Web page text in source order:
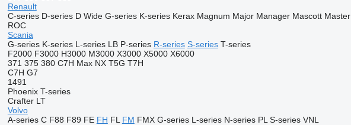
Renault
C-series D-series D Wide G-series K-series Kerax Magnum Major Manager Mascott Master
ROC
Scania
G-series K-series L-series LB P-series R-series S-series T-series
F2000 F3000 H3000 M3000 X3000 X5000 X6000
371 375 380 C7H Max NX T5G T7H
C7H G7
1491
Phoenix T-series
Crafter LT
Volvo
A-series C F88 F89 FE FH FL FM FMX G-series L-series N-series PL S-series VNL